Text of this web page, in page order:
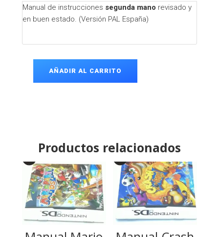
Manual de instrucciones segunda mano revisado y
en buen estado. (Versión PAL España)
AÑADIR AL CARRITO
Productos relacionados